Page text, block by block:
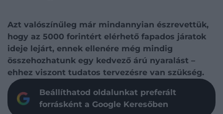
Azt valószínűleg már mindannyian észrevettük,
hogy az 5000 forintért elérhető fapados járatok
ideje lejárt, ennek ellenére még mindig
összehozhatunk egy kedvező árú nyaralást –
ehhez viszont tudatos tervezésre van szükség.
Beállíthatod oldalunkat preferált
forrásként a Google Keresőben